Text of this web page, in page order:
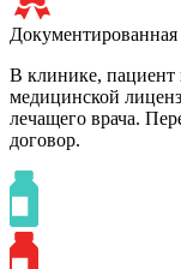
Документированная
В клинике, пациент
медицинской
лечащего врача.
договор.